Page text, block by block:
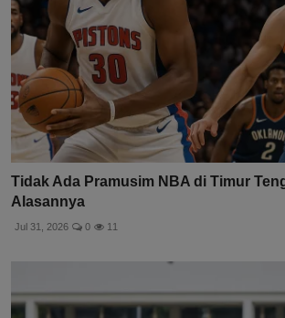
Tidak Ada Pramusim NBA di Timur
Alasannya
Jul 31, 2026 0 11